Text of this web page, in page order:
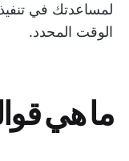
لمساعدتك في
الوقت المحدد.
ما هي